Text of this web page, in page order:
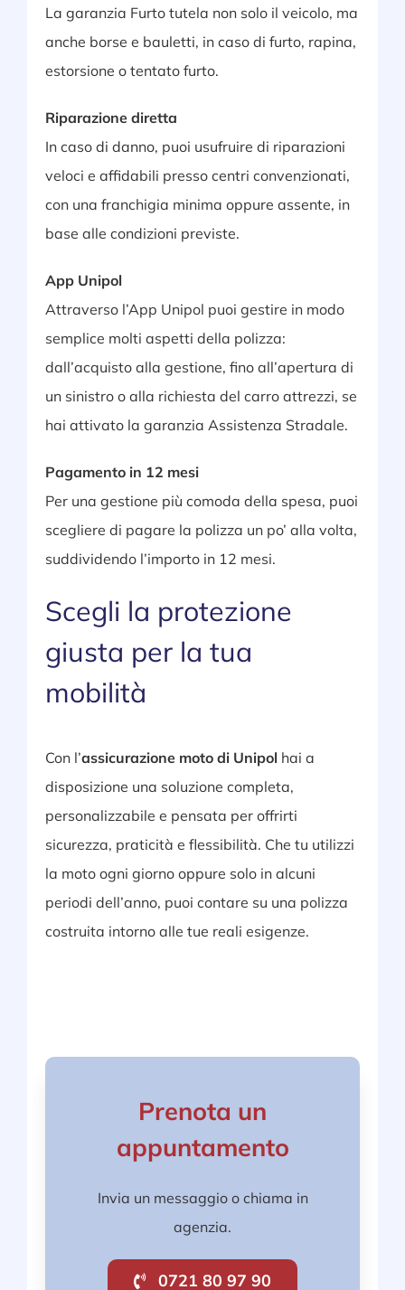
La garanzia Furto tutela non solo il veicolo, ma
anche borse e bauletti, in caso di furto, rapina,
estorsione o tentato furto.
Riparazione diretta
In caso di danno, puoi usufruire di riparazioni
veloci e affidabili presso centri convenzionati,
con una franchigia minima oppure assente, in
base alle condizioni previste.
App Unipol
Attraverso l’App Unipol puoi gestire in modo
semplice molti aspetti della polizza:
dall’acquisto alla gestione, fino all’apertura di
un sinistro o alla richiesta del carro attrezzi, se
hai attivato la garanzia Assistenza Stradale.
Pagamento in 12 mesi
Per una gestione più comoda della spesa, puoi
scegliere di pagare la polizza un po’ alla volta,
suddividendo l’importo in 12 mesi.
Scegli la protezione
giusta per la tua
mobilità
Con l’assicurazione moto di Unipol hai a
disposizione una soluzione completa,
personalizzabile e pensata per offrirti
sicurezza, praticità e flessibilità. Che tu utilizzi
la moto ogni giorno oppure solo in alcuni
periodi dell’anno, puoi contare su una polizza
costruita intorno alle tue reali esigenze.
Prenota un
appuntamento
Invia un messaggio o chiama in
agenzia.
0721 80 97 90